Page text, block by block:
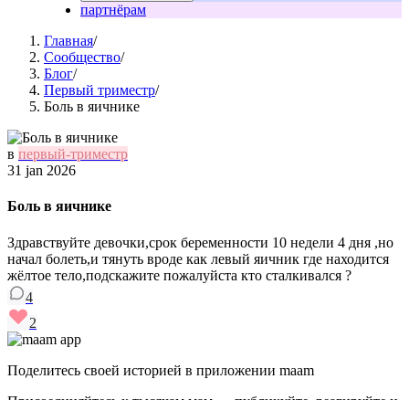
партнёрам
Главная/
Сообщество/
Блог/
Первый триместр/
Боль в яичнике
в первый-триместр
31 jan 2026
Боль в яичнике
Здравствуйте девочки,срок беременности 10 недели 4 дня ,но
начал болеть,и тянуть вроде как левый яичник где находится
жёлтое тело,подскажите пожалуйста кто сталкивался ?
4
2
Поделитесь своей историей в приложении maam